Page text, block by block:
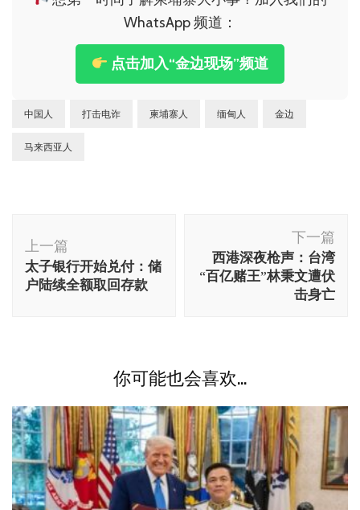
WhatsApp 频道：
点击加入“金边现场”频道
中国人 打击电诈 柬埔寨人 缅甸人 金边
马来西亚人
文
导
航
上一篇
太子银行开始兑付：储
户陆续全额取回存款
下一篇
西港深夜枪声：台湾
“百亿赌王”林秉文遭伏
击身亡
你可能也会喜欢...